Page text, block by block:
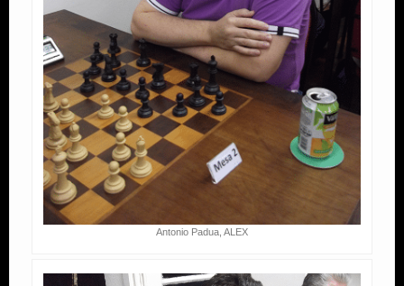
Antonio Padua, ALEX